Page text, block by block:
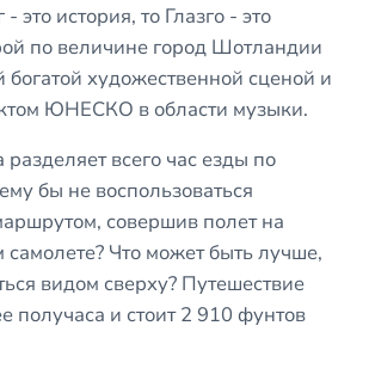
это история, то Глазго - это
по величине город Шотландии
богатой художественной сценой и
ЮНЕСКО в области музыки.
разделяет всего час езды по
бы не воспользоваться
совершив полет на
самолете? Что может быть лучше,
видом сверху? Путешествие
получаса и стоит 2 910 фунтов